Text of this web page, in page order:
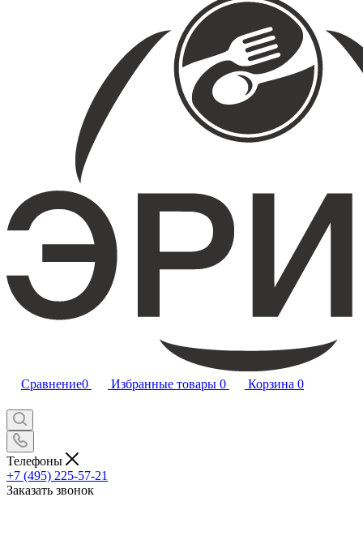
Сравнение0 Избранные товары 0 Корзина 0
Телефоны
+7 (495) 225-57-21
Заказать звонок